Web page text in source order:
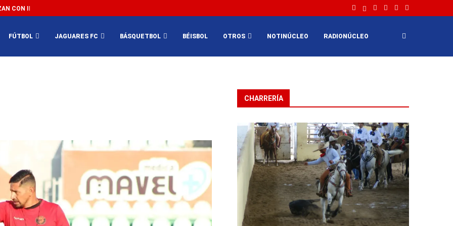
CON IMPEDIR EL MÉXICO VS SUDÁFRICA...
FÚTBOL JAGUARES FC BÁSQUETBOL BÉISBOL OTROS NOTINÚCLEO RADIONÚCLEO
CHARRERÍA